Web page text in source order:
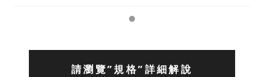
請瀏覽”規格”詳細解說